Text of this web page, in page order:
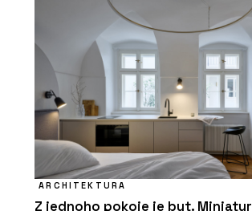
ARCHITEKTURA
Z jednoho pokoje je byt.